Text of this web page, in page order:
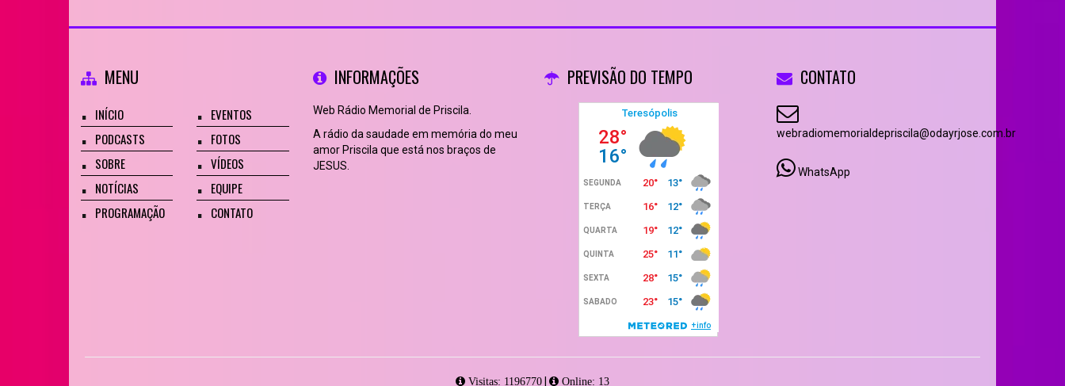
MENU
INÍCIO
PODCASTS
SOBRE
NOTÍCIAS
PROGRAMAÇÃO
EVENTOS
FOTOS
VÍDEOS
EQUIPE
CONTATO
INFORMAÇÕES
Web Rádio Memorial de Priscila.
A rádio da saudade em memória do meu
amor Priscila que está nos braços de
JESUS.
PREVISÃO DO TEMPO CONTATO
webradiomemorialdepriscila@odayrjose.com.br
WhatsApp
Visitas: 1196770 Online: 13